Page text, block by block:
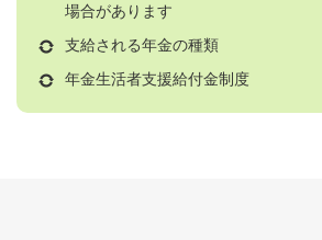
場合があります
支給される年金の種類
年金生活者支援給付金制度